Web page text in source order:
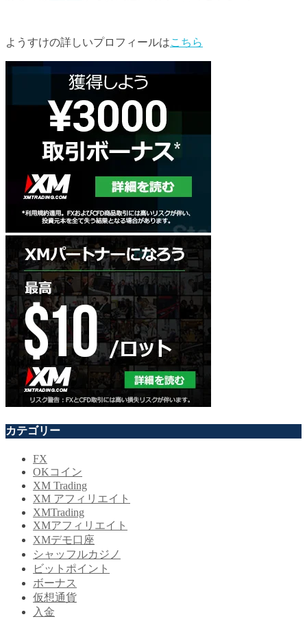
ようすけの詳しいプロフィールはこちら
カテゴリー
FX
OKコイン
XM Trading
XM アフィリエイト
XMTrading
XMアフィリエイト
XMデモ口座
シャッフルカジノ
ビットポイント
ボーナス
仮想通貨
入金